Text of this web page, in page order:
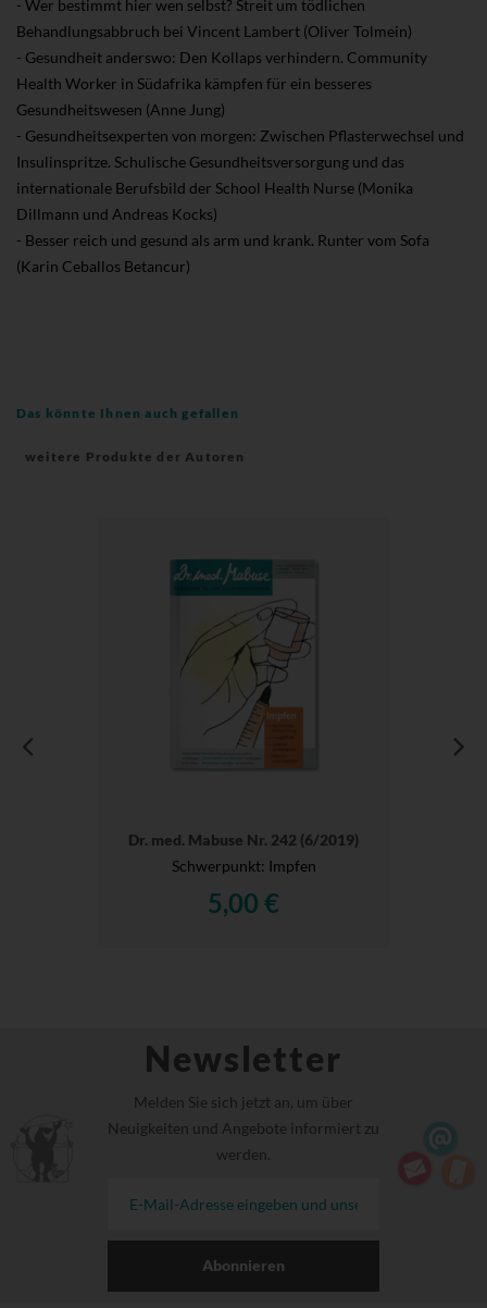
- Wer bestimmt hier wen selbst? Streit um tödlichen
Behandlungsabbruch bei Vincent Lambert (Oliver Tolmein)
- Gesundheit anderswo: Den Kollaps verhindern. Community
Health Worker in Südafrika kämpfen für ein besseres
Gesundheitswesen (Anne Jung)
- Gesundheitsexperten von morgen: Zwischen Pflasterwechsel und
Insulinspritze. Schulische Gesundheitsversorgung und das
internationale Berufsbild der School Health Nurse (Monika
Dillmann und Andreas Kocks)
- Besser reich und gesund als arm und krank. Runter vom Sofa
(Karin Ceballos Betancur)
Das könnte Ihnen auch gefallen
weitere Produkte der Autoren
Dr. med. Mabuse Nr. 242 (6/2019)
Schwerpunkt: Impfen
5,00 €
Newsletter
Melden Sie sich jetzt an, um über
Neuigkeiten und Angebote informiert zu
werden.
Abonnieren